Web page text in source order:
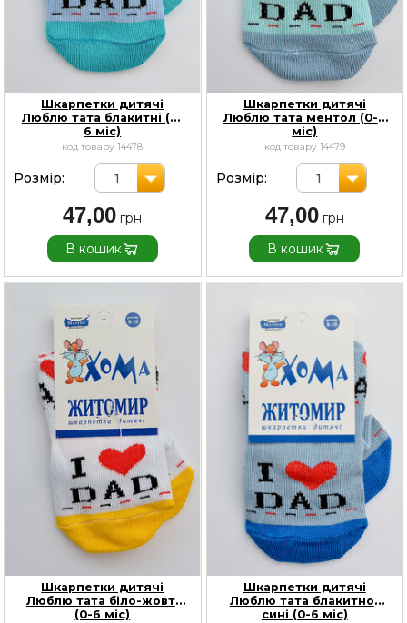
Шкарпетки дитячі
Люблю тата блакитні (0-
6 міс)
код товару 14478
Розмір: 1
47,00
В кошик
Шкарпетки дитячі
Люблю тата ментол (0-6
міс)
код товару 14479
Розмір: 1
47,00
В кошик
Шкарпетки дитячі
Люблю тата біло-жовті
(0-6 міс)
Шкарпетки дитячі
Люблю тата блакитно-
сині (0-6 міс)